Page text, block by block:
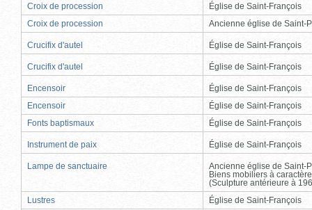
Croix de procession
Église de Saint-François
Croix de procession
Ancienne église de Saint-
Crucifix d'autel Église de Saint-François
Crucifix d'autel Église de Saint-François
Encensoir
Église de Saint-François
Encensoir
Église de Saint-François
Fonts baptismaux
Église de Saint-François
Instrument de paix Église de Saint-François
Lampe de sanctuaire
Ancienne église de Saint-
Biens mobiliers à
(Sculpture antérieure à
Lustres
Église de Saint-François